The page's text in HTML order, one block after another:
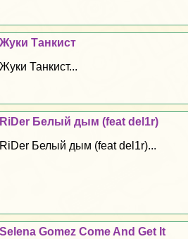
Жуки Танкист
Жуки Танкист...
RiDer Белый дым (feat del1r)
RiDer Белый дым (feat del1r)...
Selena Gomez Come And Get It